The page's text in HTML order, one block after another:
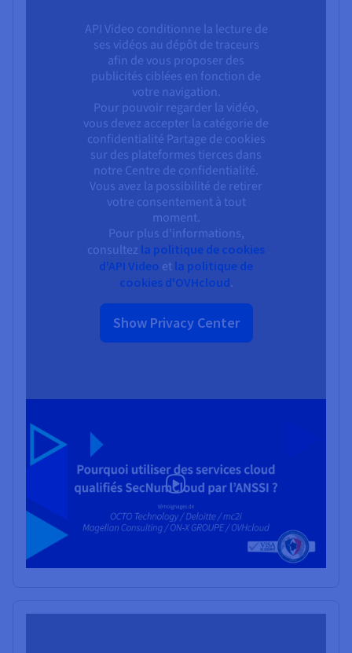
API Video conditionne la lecture de
ses vidéos au dépôt de traceurs
afin de vous proposer des
publicités ciblées en fonction de
votre navigation.
Pour pouvoir regarder la vidéo,
vous devez accepter la catégorie de
confidentialité Partage de cookies
sur des plateformes tierces dans
notre Centre de confidentialité.
Vous avez la possibilité de retirer
votre consentement à tout
moment.
Pour plus d'informations,
consultez la politique de cookies
d'API Video et la politique de
cookies d'OVHcloud.
Show Privacy Center